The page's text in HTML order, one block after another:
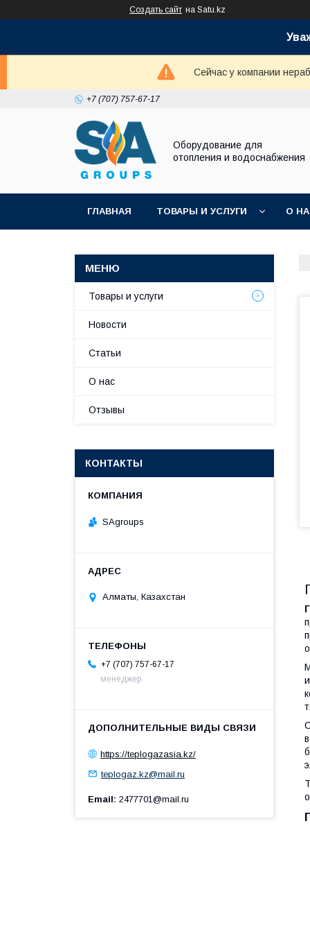
Создать сайт на Satu.kz
Сейчас у компании
+7 (707) 757-67-17
Оборудование для
отопления и водоснабжения
ГЛАВНАЯ ТОВАРЫ И УСЛУГИ О
Товары и услуги
Новости
Статьи
О нас
Отзывы
КОНТАКТЫ
SAgroups
Алматы, Казахстан
+7 (707) 757-67-17
менеджер
https://teplogazasia.kz/
teplogaz.kz@mail.ru
Email 2477701@mail.ru